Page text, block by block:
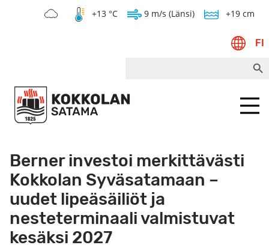
+13 °C 9 m/s (Länsi) +19 cm
FI
Menu
Berner investoi merkittävästi
Kokkolan Syväsatamaan –
uudet lipeäsäiliöt ja
nesteterminaali valmistuvat
kesäksi 2027